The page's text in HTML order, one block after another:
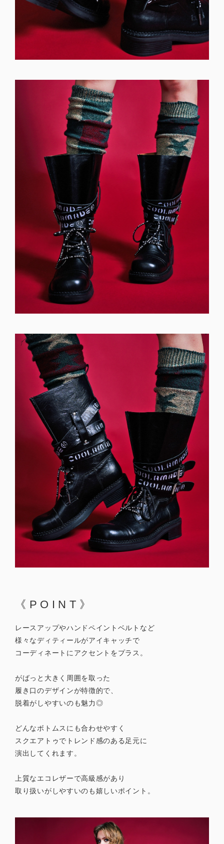
《POINT》
レースアップやハンドペイントベルトなど
様々なディティールがアイキャッチで
コーディネートにアクセントをプラス。
がばっと大きく周囲を取った
履き口のデザインが特徴的で、
脱着がしやすいのも魅力◎
どんなボトムスにも合わせやすく
スクエアトゥでトレンド感のある足元に
演出してくれます。
上質なエコレザーで高級感があり
取り扱いがしやすいのも嬉しいポイント。